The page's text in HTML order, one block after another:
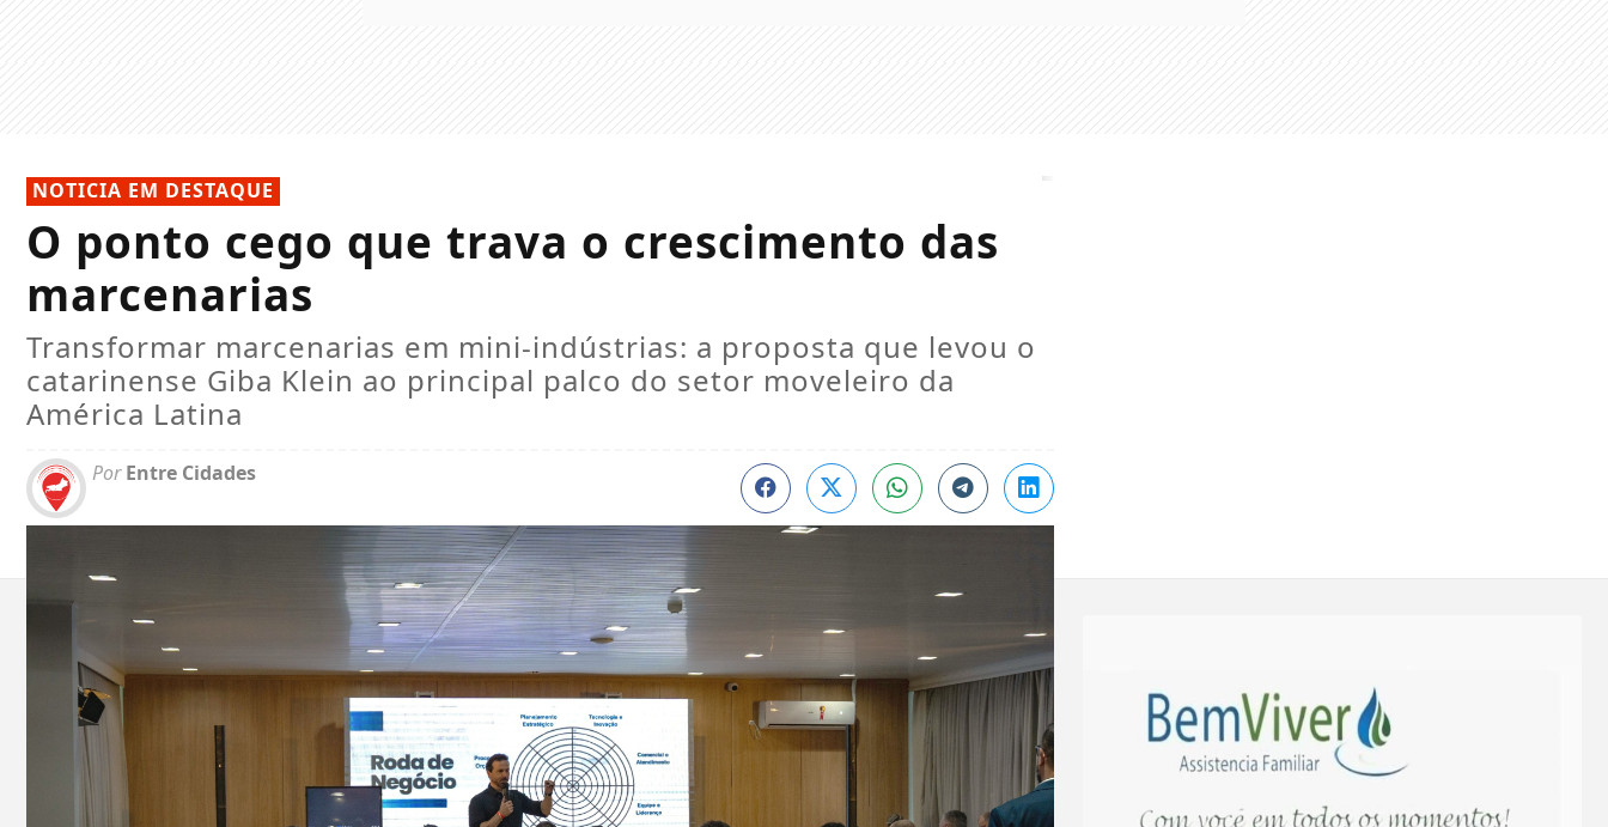
NOTICIA EM DESTAQUE
O ponto cego que trava o crescimento das
marcenarias
Transformar marcenarias em mini-indústrias: a proposta que levou o
catarinense Giba Klein ao principal palco do setor moveleiro da
América Latina
PorEntre Cidades